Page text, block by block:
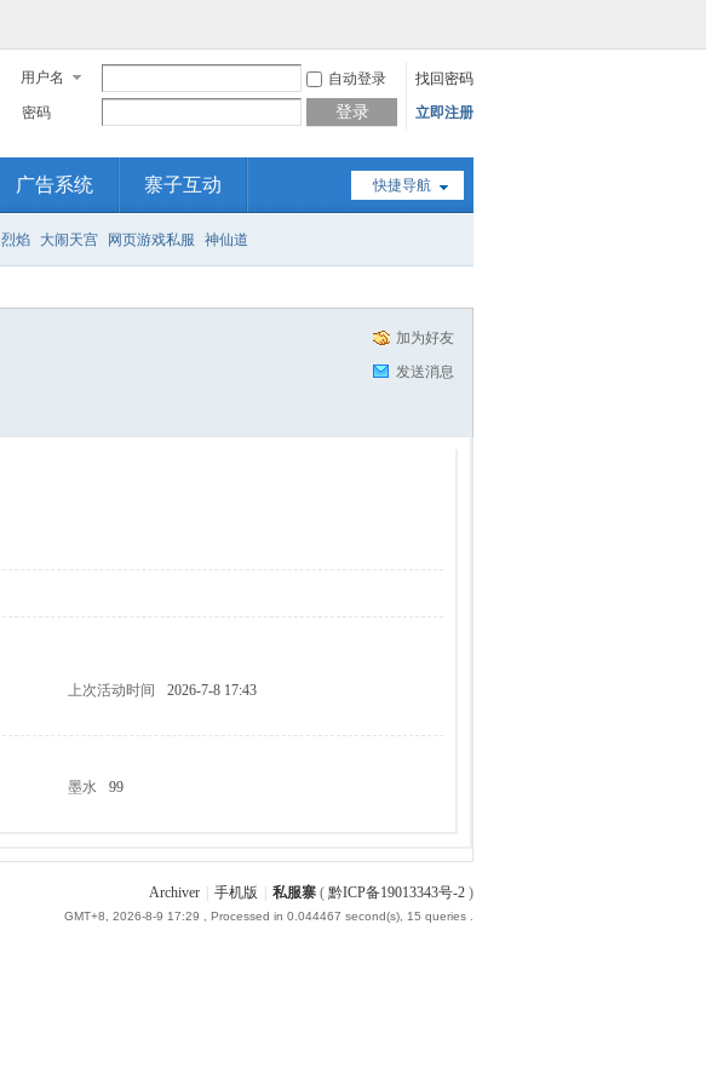
用户名 自动登录
找回密码
密码
登录 立即注册
快捷导航
广告系统 寨子互动
烈焰 大闹天宫 网页游戏私服 神仙道
加为好友
发送消息
上次活动时间
2026-7-8 17:43
墨水
99
Archiver 手机版 私服寨 ( 黔ICP备19013343号-2 )
GMT+8, 2026-8-9 17:29 , Processed in 0.044467 second(s), 15 queries .